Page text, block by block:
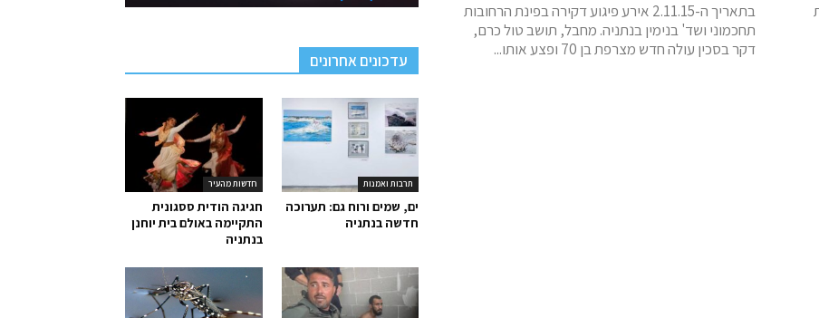
בתאריך ה-2.11.15 אירע פיגוע דקירה בפינת הרחובות
תחכמוני ושד' בנימין בנתניה. מחבל, תושב טול כרם,
דקר בסכין עולה חדש מצרפת בן 70 ופצע אותו...
עדכונים אחרונים
חדשות מהעיר
חגיגה הודית ססגונית
התקיימה באולם בית יוחנן
בנתניה
תרבות ואמנות
ים, שמים ורוח גם: תערוכה
חדשה בנתניה